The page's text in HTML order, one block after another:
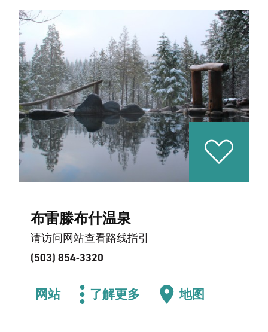
布雷滕布什温泉
请访问网站查看路线指引
(503) 854-3320
网站 了解更多 地图